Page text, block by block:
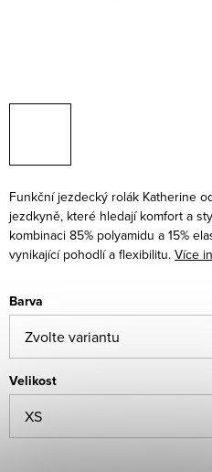
Funkční jezdecký rolák Katherine
jezdkyně, které hledají komfort a
kombinaci 85% polyamidu a 15%
vynikající pohodlí a flexibilitu. Více
Barva
Velikost